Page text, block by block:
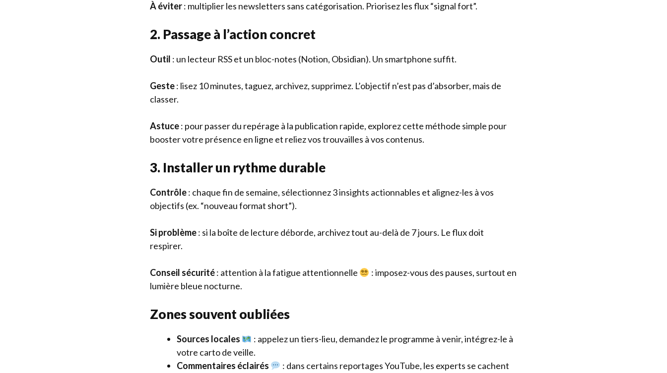
À éviter: multiplier les newsletters sans catégorisation. Priorisez les flux “signal fort”.
2. Passage à l’action concret
Outil : un lecteur RSS et un bloc-notes (Notion, Obsidian). Un smartphone suffit.
Geste: lisez 10 minutes, taguez, archivez, supprimez. L’objectif n’est pas d’absorber, mais de
classer.
Astuce: pour passer du repérage à la publication rapide, explorezcette méthode simple pour
booster votre présence en ligne et reliez vos trouvailles à vos contenus.
3. Installer un rythme durable
Contrôle: chaque fin de semaine, sélectionnez 3 insights actionnables et alignez-les à vos
objectifs (ex. “nouveau format short”).
Si problème: si la boîte de lecture déborde, archivez tout au-delà de 7 jours. Le flux doit
respirer.
Conseil sécurité: attention à la fatigue attentionnelle
: imposez-vous des pauses, surtout en
lumière bleue nocturne.
Zones souvent oubliées
Sources locales
: appelez un tiers-lieu, demandez le programme à venir, intégrez-le à
votre carto de veille.
Commentaires éclairés
: dans certains reportages YouTube, les experts se cachent